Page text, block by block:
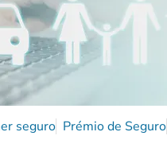
seguro Prémio de Seguro